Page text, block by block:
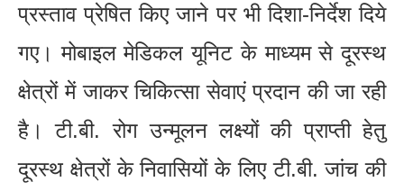
प्रस्ताव प्रेषित किए जाने पर भी दिशा-निर्देश दिये
गए। मोबाइल मेडिकल यूनिट के माध्यम से दूरस्थ
क्षेत्रों में जाकर चिकित्सा सेवाएं प्रदान की जा रही
है। टी.बी. रोग उन्मूलन लक्ष्यों की प्राप्ती हेतु
दूरस्थ क्षेत्रों के निवासियों के लिए टी.बी. जांच की